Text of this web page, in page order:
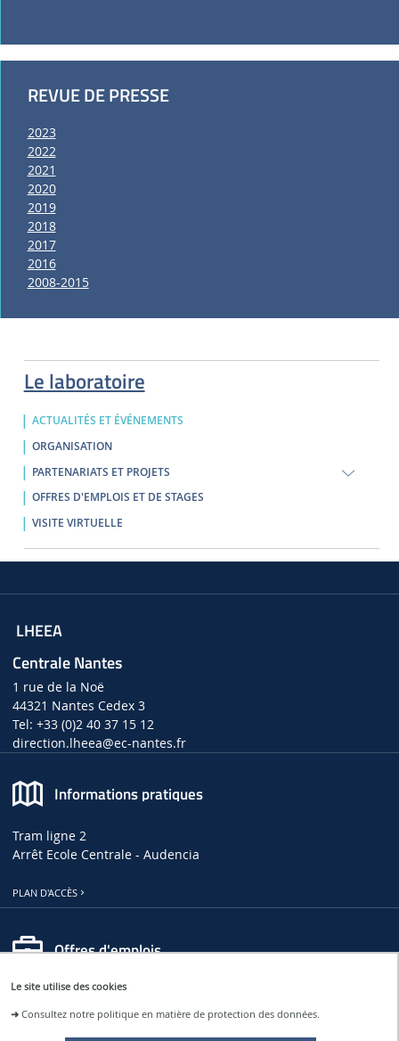
Le site utilise des cookies
➜Consultez notre politique en matière de protection des données.
Le laboratoire
ACTUALITÉS ET ÉVÉNEMENTS
ORGANISATION
PARTENARIATS ET PROJETS
OFFRES D'EMPLOIS ET DE STAGES
VISITE VIRTUELLE
REVUE DE PRESSE
2023
2022
2021
2020
2019
2018
2017
2016
2008-2015
LHEEA
Centrale Nantes
1 rue de la Noë
44321 Nantes Cedex 3
Tel: +33 (0)2 40 37 15 12
direction.lheea@ec-nantes.fr
Informations pratiques
Tram ligne 2
Arrêt Ecole Centrale - Audencia
PLAN D'ACCÈS
Offres d'emplois
OFFRES D'EMPLOIS, DE THÈSES ET DE STAGES AU LHEEA
OFFRES D'EMPLOI À CENTRALE NANTES